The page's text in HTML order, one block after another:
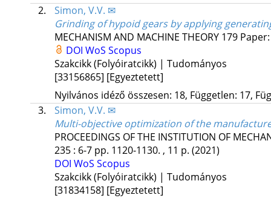
2.
Simon, V.V. ✉
Grinding of hypoid gears by applying
MECHANISM AND MACHINE THEORY 179
DOI WoS Scopus
Szakcikk (Folyóiratcikk) | Tudományos
[33156865] [Egyeztetett]
Nyilvános idéző összesen: 18, Független: 17,
3.
Simon, V.V. ✉
Multi-objective optimization of the
PROCEEDINGS OF THE INSTITUTION OF
235: 6-7 pp. 1120-1130. , 11 p. (2021)
DOI WoS Scopus
Szakcikk (Folyóiratcikk) | Tudományos
[31834158] [Egyeztetett]